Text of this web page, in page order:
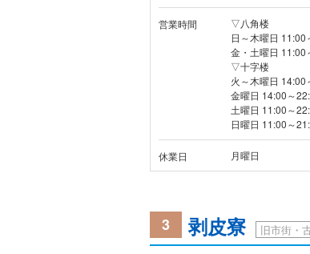
営業時間
▽八角楼
日～木曜日 11:00
金・土曜日 11:00
▽十字楼
火～木曜日 14:00
金曜日 14:00～
土曜日 11:00～
日曜日 11:00～
休業日 月曜日
3 剥皮寮 旧市街・